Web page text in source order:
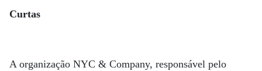
Curtas
A organização NYC & Company, responsável pelo